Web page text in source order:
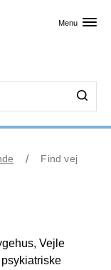
Menu
Find vej
Vejle